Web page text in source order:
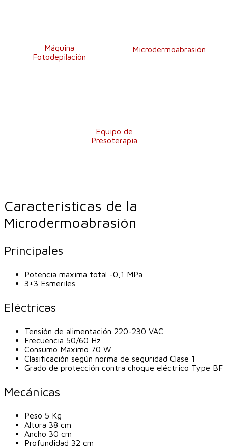
Máquina
Fotodepilación
Microdermoabrasión
Equipo de
Presoterapia
Características de la
Microdermoabrasión
Principales
Potencia máxima total -0,1 MPa
3+3 Esmeriles
Eléctricas
Tensión de alimentación 220-230 VAC
Frecuencia 50/60 Hz
Consumo Máximo 70 W
Clasificación según norma de seguridad Clase 1
Grado de protección contra choque eléctrico Type BF
Mecánicas
Peso 5 Kg
Altura 38 cm
Ancho 30 cm
Profundidad 32 cm